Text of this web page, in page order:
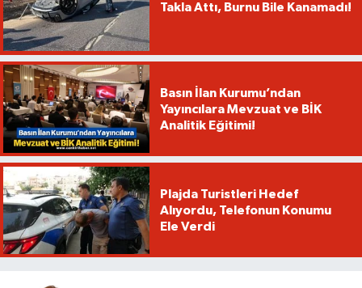
Takla Attı, Burnu Bile Kanamadı!
Basın İlan Kurumu’ndan
Yayıncılara Mevzuat ve BİK
Analitik Eğitimi!
Plajda Turistleri Hedef
Alıyordu, Telefonun Konumu
Ele Verdi